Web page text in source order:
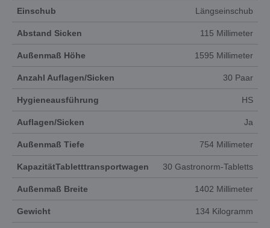
Einschub Längseinschub
Abstand Sicken 115 Millimeter
Außenmaß Höhe 1595 Millimeter
Anzahl Auflagen/Sicken 30 Paar
Hygieneausführung HS
Auflagen/Sicken Ja
Außenmaß Tiefe 754 Millimeter
KapazitätTabletttransportwagen 30 Gastronorm-Tabletts
Außenmaß Breite 1402 Millimeter
Gewicht 134 Kilogramm